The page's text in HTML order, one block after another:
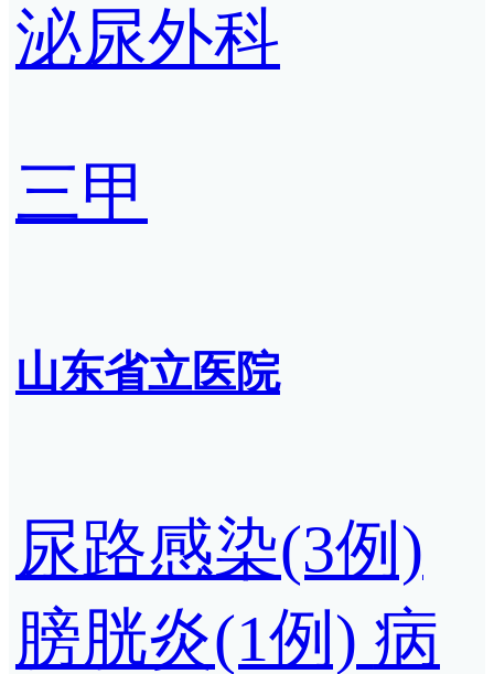
泌尿外科
三甲
山东省立医院
尿路感染(3例)
膀胱炎(1例) 病